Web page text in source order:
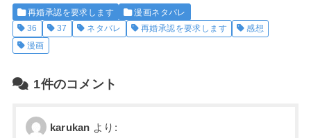
再婚承認を要求します
漫画ネタバレ
36
37 ネタバレ 再婚承認を要求します
感想
漫画
1件のコメント
karukan より: